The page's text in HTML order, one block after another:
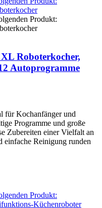
Roboterkocher,
Autoprogramme
für Kochanfänger und
Programme und große
Zubereiten einer Vielfalt an
einfache Reinigung runden